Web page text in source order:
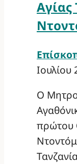
Αγίας
Ιουλίου
Ο
πρώτου